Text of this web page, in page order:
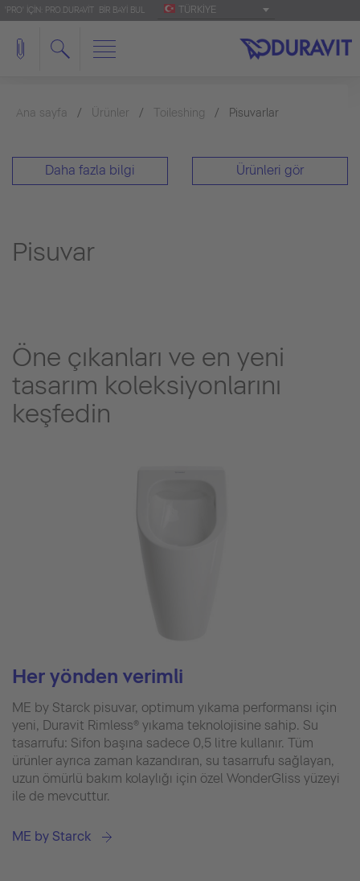
'PRO' IÇIN: PRO.DURAVIT BIR BAYI BUL TÜRKIYE
Ana sayfa Ürünler Toileshing Pisuvarlar
Daha fazla bilgi Ürünleri gör
Pisuvar
Öne çıkanları ve en yeni
tasarım koleksiyonlarını
keşfedin
Her yönden verimli
ME by Starck pisuvar, optimum yıkama performansı için
yeni, Duravit Rimless® yıkama teknolojisine sahip. Su
tasarrufu: Sifon başına sadece 0,5 litre kullanır. Tüm
ürünler ayrıca zaman kazandıran, su tasarrufu sağlayan,
uzun ömürlü bakım kolaylığı için özel WonderGliss yüzeyi
ile de mevcuttur.
ME by Starck